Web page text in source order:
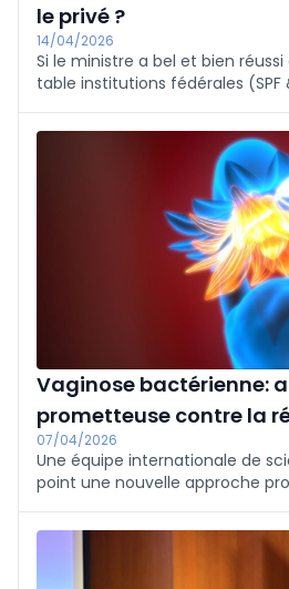
le privé ?
14/04/2026
Si le ministre a bel et bien
table institutions fédérales (SPF
monde associatif (RaDiOrg),
quelques absents, à chercher
Vaginose bactérienne:
prometteuse contre la
07/04/2026
Une équipe internationale de
point une nouvelle approche
bactérienne.